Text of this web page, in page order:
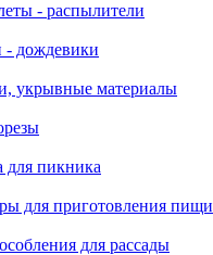
- распылители
дождевики
укрывные материалы
для пикника
для приготовления пищи
для рассады